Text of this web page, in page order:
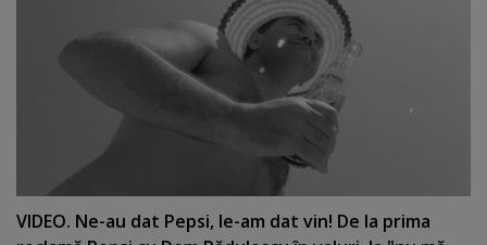
VIDEO. Ne-au dat Pepsi, le-am dat vin! De la prima